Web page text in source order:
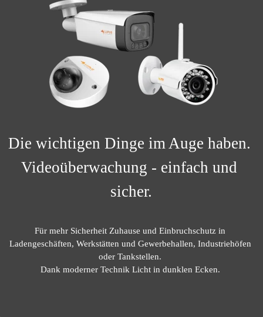
Die wichtigen Dinge im Auge haben.
Videoüberwachung - einfach und
sicher.
Für mehr Sicherheit Zuhause und Einbruchschutz in
Ladengeschäften, Werkstätten und Gewerbehallen, Industriehöfen
oder Tankstellen.
Dank moderner Technik Licht in dunklen Ecken.